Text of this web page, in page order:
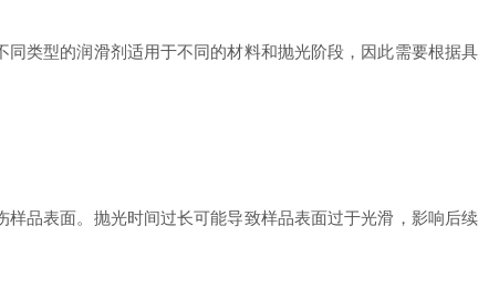
类型的润滑剂适用于不同的材料和抛光阶段，因此需要根据具
品表面。抛光时间过长可能导致样品表面过于光滑，影响后续